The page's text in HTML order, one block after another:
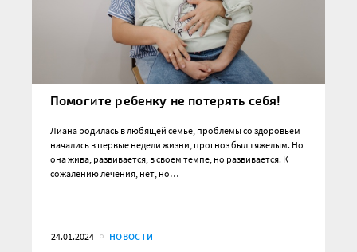
Помогите ребенку не потерять себя!
Лиана родилась в любящей семье, проблемы со здоровьем
начались в первые недели жизни, прогноз был тяжелым. Но
она жива, развивается, в своем темпе, но развивается. К
сожалению лечения, нет, но…
24.01.2024 НОВОСТИ